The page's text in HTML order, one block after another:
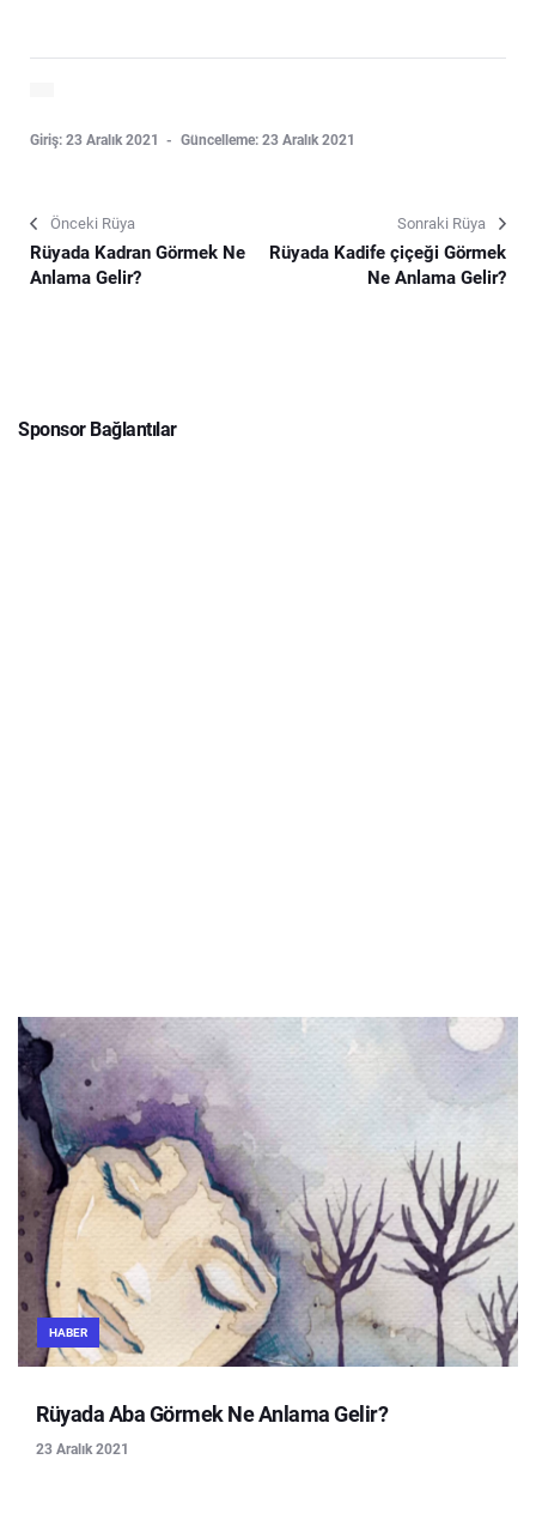
Giriş: 23 Aralık 2021 Güncelleme: 23 Aralık 2021
Önceki Rüya
Rüyada Kadran Görmek Ne
Anlama Gelir?
Sonraki Rüya
Rüyada Kadife çiçeği Görmek
Ne Anlama Gelir?
Sponsor Bağlantılar
HABER
Rüyada Aba Görmek Ne Anlama Gelir?
23 Aralık 2021